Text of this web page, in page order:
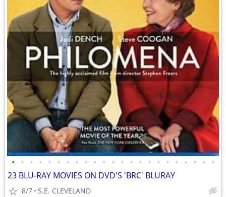
• • • • • • • • • • • • • • • • • • • • • • •
23 BLU-RAY MOVIES ON DVD'S 'BRC' BLURAY
8/7 S.E. CLEVELAND